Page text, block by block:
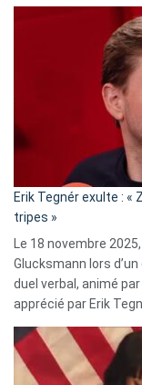
Erik Tegnér exulte : «
tripes »
Le 18 novembre
Glucksmann lors
duel verbal, animé
apprécié par Erik